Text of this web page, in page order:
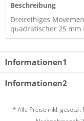
Beschreibung
Dreireihiges
quadratischer 25 mm
Informationen1
Informationen2
* Alle Preise inkl.